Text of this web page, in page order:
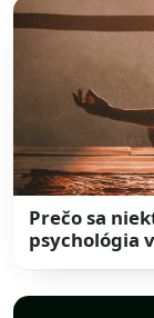
Prečo sa
psychológia